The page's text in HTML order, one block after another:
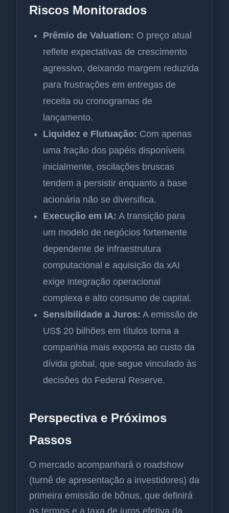
Riscos Monitorados
Prêmio de Valuation: O preço atual
reflete expectativas de crescimento
agressivo, deixando margem reduzida
para frustrações em entregas de
receita ou cronogramas de
lançamento.
Liquidez e Flutuação: Com apenas
uma fração dos papéis disponíveis
inicialmente, oscilações bruscas
tendem a persistir enquanto a base
acionária não se diversifica.
Execução em IA: A transição para
um modelo de negócios fortemente
dependente de infraestrutura
computacional e aquisição da xAI
exige integração operacional
complexa e alto consumo de capital.
Sensibilidade a Juros: A emissão de
US$ 20 bilhões em títulos torna a
companhia mais exposta ao custo da
dívida global, que segue vinculado às
decisões do Federal Reserve.
Perspectiva e Próximos
Passos
O mercado acompanhará o roadshow
(turnê de apresentação a investidores) da
primeira emissão de bônus, que definirá
os termos e a taxa de juros efetiva da